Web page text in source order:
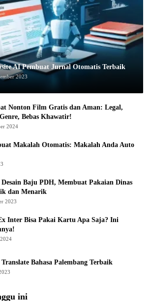
AI Pembuat Jurnal Otomatis Terbaik
2023
Nonton Film Gratis dan Aman: Legal,
Bebas Khawatir!
2024
Makalah Otomatis: Makalah Anda Auto
Baju PDH, Membuat Pakaian Dinas
dan Menarik
2023
Inter Bisa Pakai Kartu Apa Saja? Ini
Bahasa Palembang Terbaik
ini